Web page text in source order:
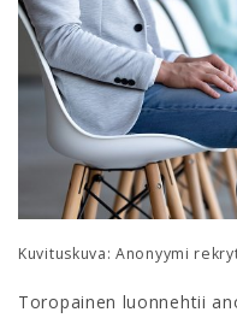
Kuvituskuva: Anonyymi
Toropainen luonnehtii